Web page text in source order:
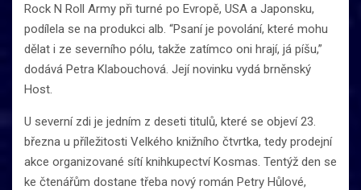
Rock N Roll Army při turné po Evropě, USA a Japonsku,
podílela se na produkci alb. “Psaní je povolání, které mohu
dělat i ze severního pólu, takže zatímco oni hrají, já píšu,”
dodává Petra Klabouchová. Její novinku vydá brněnský
Host.
U severní zdi je jedním z deseti titulů, které se objeví 23.
března u příležitosti Velkého knižního čtvrtka, tedy prodejní
akce organizované sítí knihkupectví Kosmas. Tentýž den se
ke čtenářům dostane třeba nový román Petry Hůlové,